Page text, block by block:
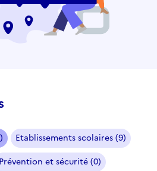
Etablissements scolaires (9)
Prévention et sécurité (0)